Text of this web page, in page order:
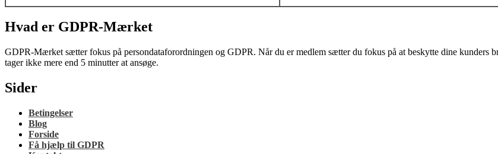
Hvad er GDPR-Mærket
GDPR-Mærket sætter fokus på persondataforordningen og GDPR. Når du er medlem sætter du fokus på at beskytte dine kunders
tager ikke mere end 5 minutter at ansøge.
Sider
Betingelser
Blog
Forside
Få hjælp til GDPR